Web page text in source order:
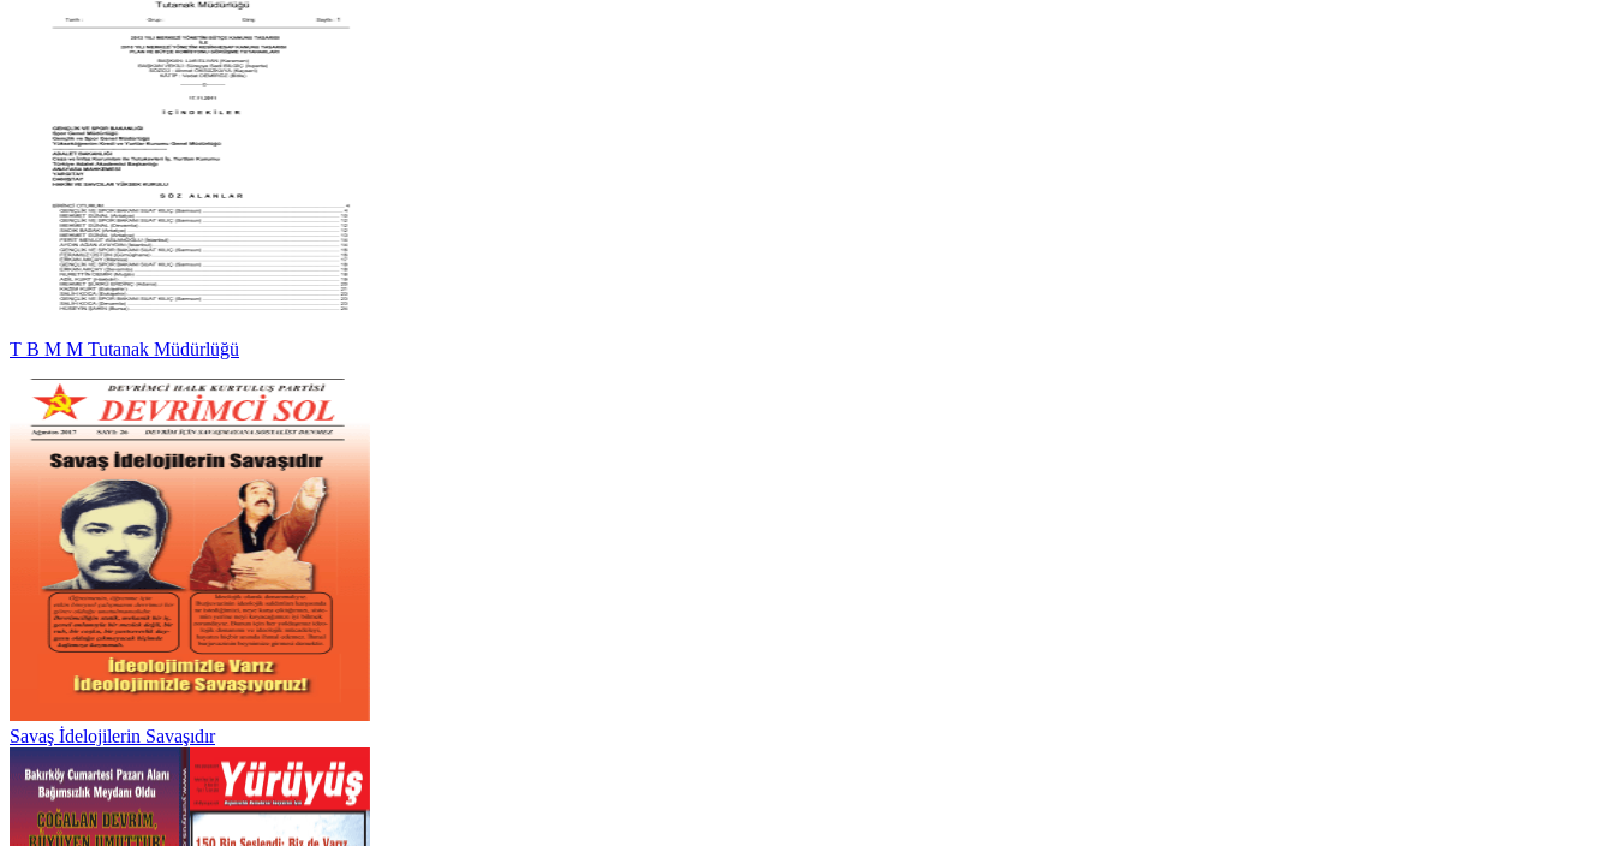
T B M M Tutanak Müdürlüğü
Savaş İdelojilerin Savaşıdır